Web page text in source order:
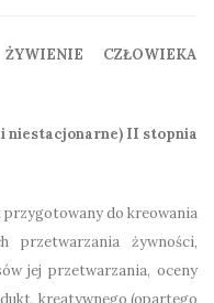
CZŁOWIEKA
niestacjonarne) II stopnia
przygotowany do kreowania
przetwarzania żywności,
jej przetwarzania, oceny
kreatywnego (opartego